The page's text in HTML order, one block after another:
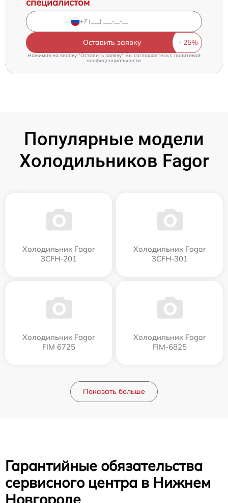
Оставить заявку
Нажимая на кнопку "Оставить заявку" Вы соглашаетесь cполитикой
конфиденциальности
Популярные модели
Холодильников Fagor
Холодильник Fagor
3CFH-201
Холодильник Fagor
3CFH-301
Холодильник Fagor
FIM 6725
Холодильник Fagor
FIM-6825
Показать больше
Гарантийные обязательства
сервисного центра в Нижнем
Новгороде